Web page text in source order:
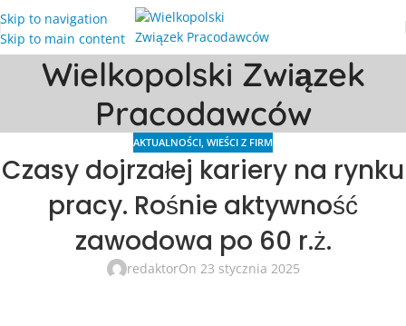
Skip to navigation
Skip to main content
Wielkopolski Związek
Pracodawców
AKTUALNOŚCI, WIEŚCI Z FIRM
Czasy dojrzałej kariery na rynku
pracy. Rośnie aktywność
zawodowa po 60 r.ż.
redaktorOn 23 stycznia 2025